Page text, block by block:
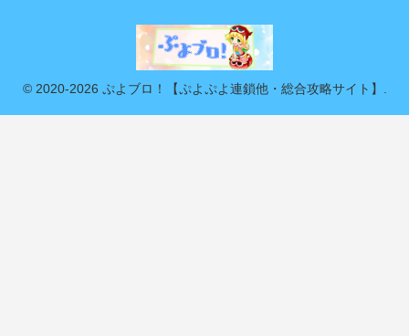
© 2020-2026 ぷよブロ！【ぷよぷよ連鎖他・総合攻略サイト】.